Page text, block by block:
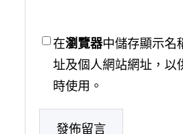
在瀏覽器中儲存顯示名
址及個人網站網址，以
時使用。